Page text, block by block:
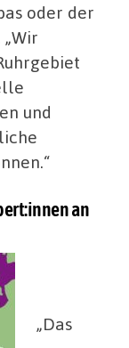
oder der
und
an
„Das